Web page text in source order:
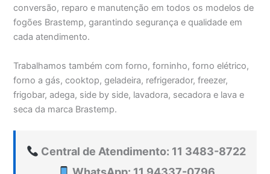
conversão, reparo e manutenção em todos os modelos de
fogões Brastemp, garantindo segurança e qualidade em
cada atendimento.
Trabalhamos também com forno, forninho, forno elétrico,
forno a gás, cooktop, geladeira, refrigerador, freezer,
frigobar, adega, side by side, lavadora, secadora e lava e
seca da marca Brastemp.
Central de Atendimento: 11 3483-8722